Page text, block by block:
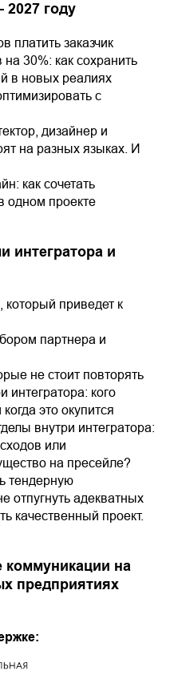
2027 году
платить заказчик
30%: как сохранить
в новых реалиях
с
дизайнер и
на разных языках. И
как сочетать
одном проекте
интегратора и
который приведет к
партнера и
не стоит повторять
интегратора: кого
это окупится
внутри интегратора:
или
на пресейле?
тендерную
отпугнуть адекватных
качественный проект.
на
предприятиях